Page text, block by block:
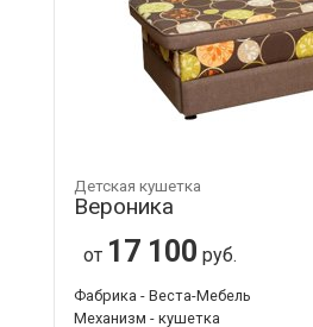
Детская кушетка
Вероника
от 17 100 руб.
Фабрика - Веста-Мебель
Механизм - кушетка